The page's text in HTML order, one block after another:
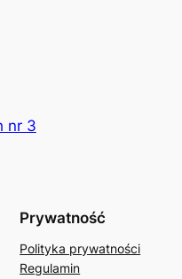
nr 3
Prywatność
Polityka prywatności
Regulamin